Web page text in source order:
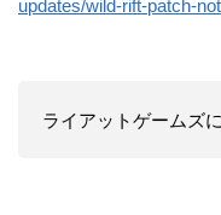
updates/wild-rift-patch-
ライアットゲームズ